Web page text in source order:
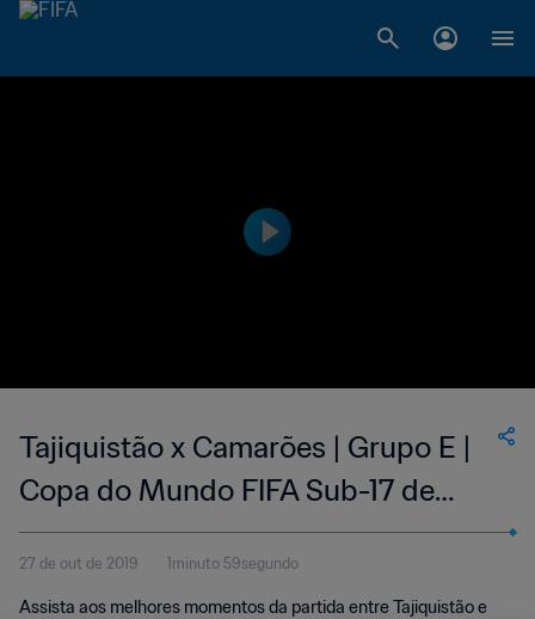
Tajiquistão x Camarões | Grupo E |
Copa do Mundo FIFA Sub-17 de
2019, no Brasil | Melhores
Momentos
27 de out de 2019 1minuto 59segundo
Assista aos melhores momentos da partida entre Tajiquistão e